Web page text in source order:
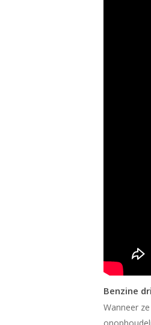
Benzine
Wanneer